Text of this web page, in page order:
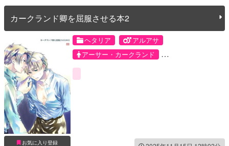
カークランド卿を屈服させる本2
お気に入り登録
ヘタリア
アルアサ
アーサー・カークランド